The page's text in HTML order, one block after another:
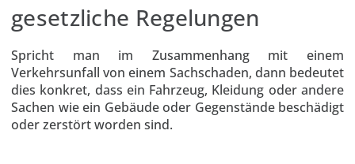
gesetzliche Regelungen
Spricht man im Zusammenhang mit einem
Verkehrsunfall von einem Sachschaden, dann bedeutet
dies konkret, dass ein Fahrzeug, Kleidung oder andere
Sachen wie ein Gebäude oder Gegenstände beschädigt
oder zerstört worden sind.